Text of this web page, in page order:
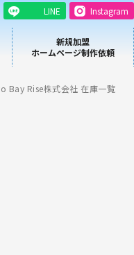
LINE Instagram
新規加盟
ホームページ制作依頼
Bay Rise株式会社 在庫一覧